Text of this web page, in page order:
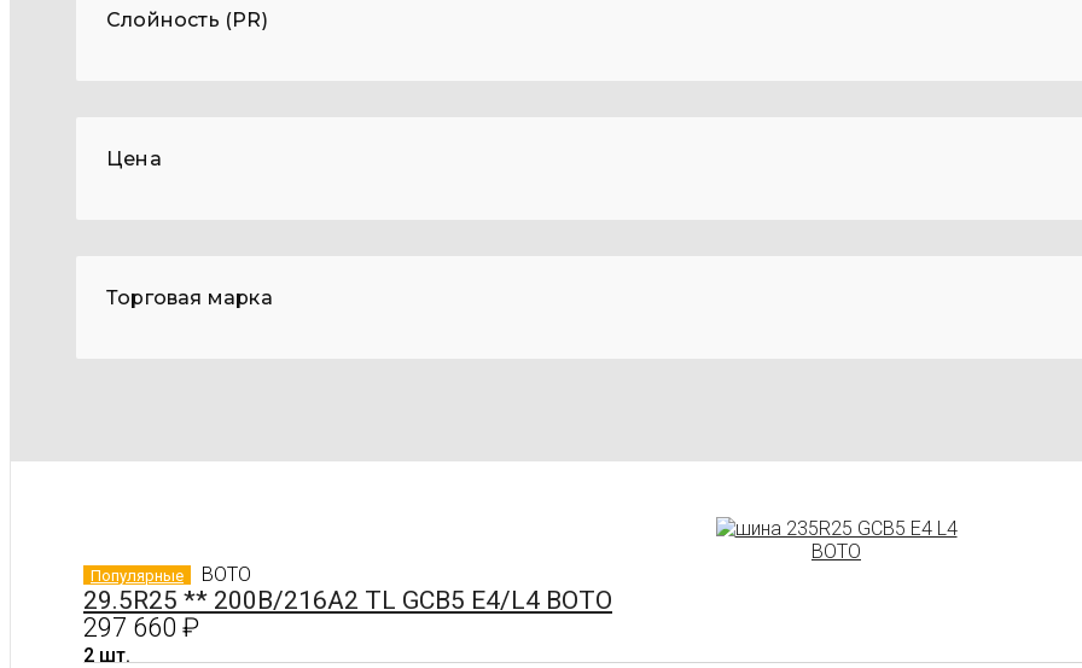
Слойность (PR)
Цена
Торговая марка
Популярные BOTO
29.5R25 ** 200B/216A2 TL GCB5 E4/L4 BOTO
297 660 ₽
2 шт.